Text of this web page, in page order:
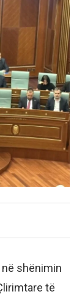
shënimin
të